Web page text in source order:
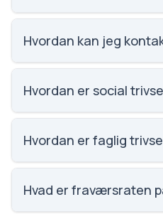
Vi har ikke data om
Ramløse Skole.
Hvordan kan jeg
Email: ramloese-
9225. Adresse: Ramløse
Hansen.
Hvordan er social
Social trivsel på Ramløse
nummer 1184 ud af 3143
Hvordan er faglig
Faglig trivsel på Ramløse
nummer 614 ud af 3143
Hvad er fraværsraten